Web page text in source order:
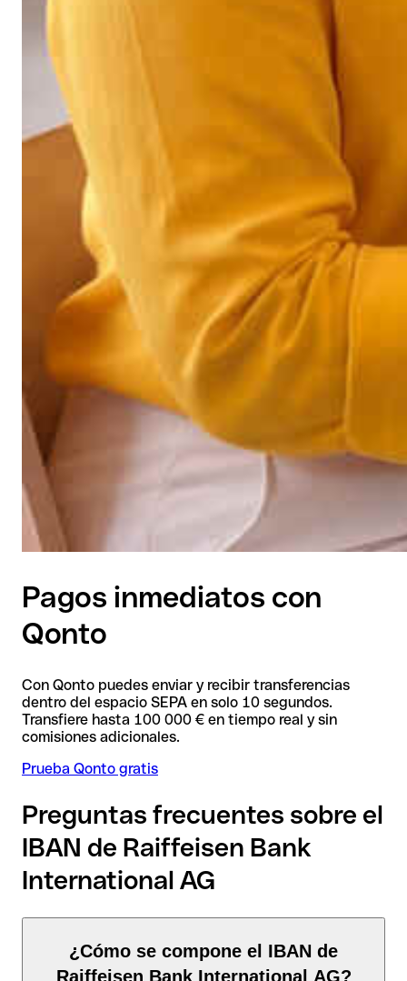
Pagos inmediatos con
Qonto
Con Qonto puedes enviar y recibir transferencias
dentro del espacio SEPA en solo 10 segundos.
Transfiere hasta 100 000 € en tiempo real y sin
comisiones adicionales.
Prueba Qonto gratis
Preguntas frecuentes sobre el
IBAN de Raiffeisen Bank
International AG
¿Cómo se compone el IBAN de
Raiffeisen Bank International AG?